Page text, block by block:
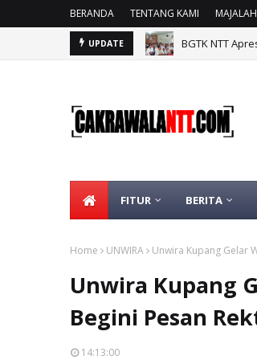
BERANDA TENTANG KAMI
UPDATE BGTK NTT
FITUR BERITA
Home UNWIRA Unwira Kupang Gelar
Unwira Kupang
Begini Pesan
14:13:00